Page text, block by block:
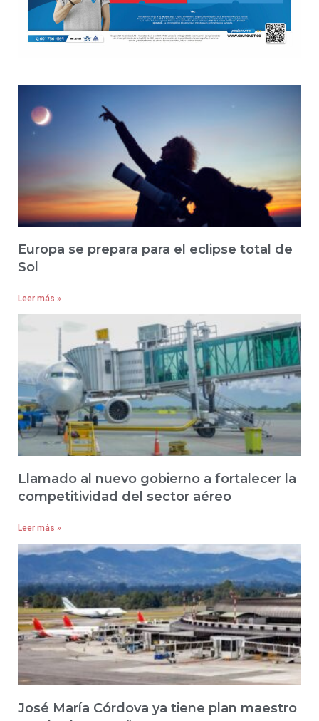
Europa se prepara para el eclipse total de
Sol
Leer más »
Llamado al nuevo gobierno a fortalecer la
competitividad del sector aéreo
Leer más »
José María Córdova ya tiene plan maestro